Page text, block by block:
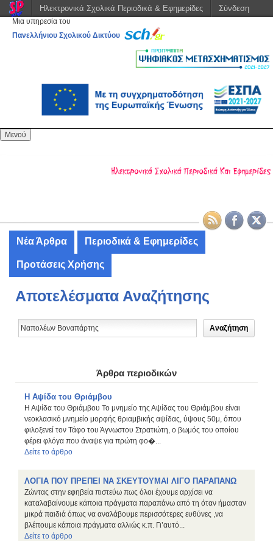
Μια υπηρεσία του
Πανελλήνιου Σχολικού Δικτύου
Μενού
Νέα Άρθρα Περιοδικά & Εφημερίδες
Προτάσεις Χρήσης
Αποτελέσματα Αναζήτησης
Άρθρα περιοδικών
Η Αψίδα του Θριάμβου
Η Αψίδα του Θριάμβου Το μνημείο της Αψίδας του Θριάμβου είναι
νεοκλασικό μνημείο μορφής θριαμβικής αψίδας, ύψους 50μ, όπου
φιλοξενεί τον Τάφο του Άγνωστου Στρατιώτη, ο βωμός του οποίου
φέρει φλόγα που άναψε για πρώτη φο�...
Δείτε το άρθρο
ΛΟΓΙΑ ΠΟΥ ΠΡΕΠΕΙ ΝΑ ΣΚΕΥΤΟΥΜΑΙ ΛΙΓΟ ΠΑΡΑΠΑΝΩ
Ζώντας στην εφηβεία πιστεύω πως όλοι έχουμε αρχίσει να
καταλαβαίνουμε κάποια πράγματα παραπάνω από τη όταν ήμασταν
μικρά παιδιά όπως να αναλάβουμε περισσότερες ευθύνες ,να
βλέπουμε κάποια πράγματα αλλιώς κ.π. Γι’αυτό...
Δείτε το άρθρο
Ηλεκτρονικά Σχολικά Περιοδικά & Εφημερίδες Σύνδεση